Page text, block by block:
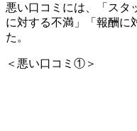
悪い口コミには、「スタ
に対する不満」「報酬に
た。
＜悪い口コミ①＞